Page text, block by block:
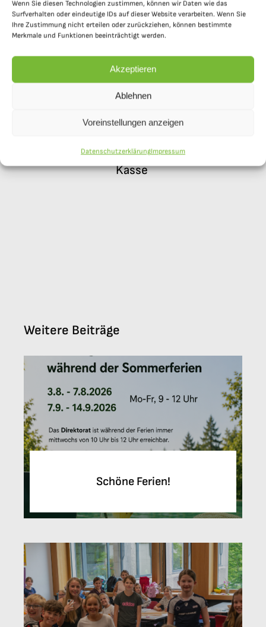
Wenn Sie diesen Technologien zustimmen, können wir Daten wie das
Surfverhalten oder eindeutige IDs auf dieser Website verarbeiten. Wenn Sie
Ihre Zustimmung nicht erteilen oder zurückziehen, können bestimmte
Merkmale und Funktionen beeinträchtigt werden.
Akzeptieren
Ablehnen
Voreinstellungen anzeigen
DatenschutzerklärungImpressum
Charmanter
Je leerer das
voller die
Kasse
Interessante
Weitere Beiträge
Schöne Ferien!